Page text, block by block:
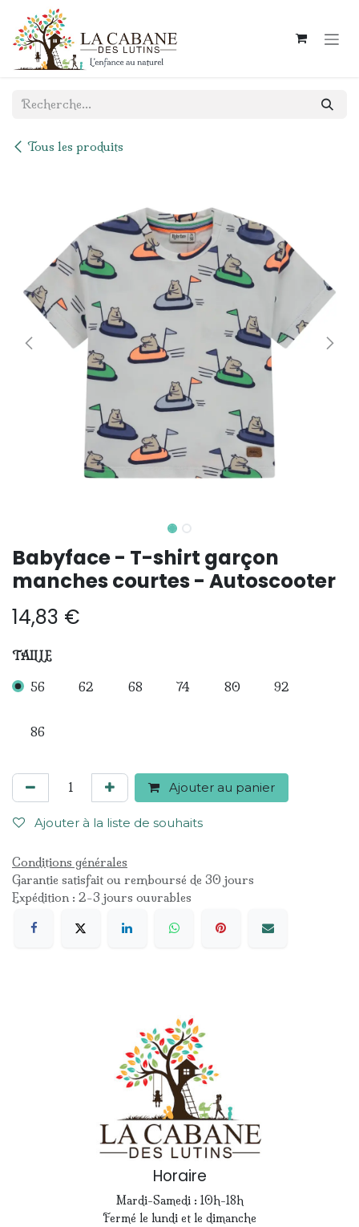
Se rendre au contenu
Tous les produits
Babyface - T-shirt garçon
manches courtes - Autoscooter
14,83 €
TAILLE
56 62 68 74 80 92
86
Ajouter au panier
Ajouter à la liste de souhaits
Conditions générales
Garantie satisfait ou remboursé de 30 jours
Expédition : 2-3 jours ouvrables
Horaire
Mardi-Samedi : 10h-18h
Fermé le lundi et le dimanche